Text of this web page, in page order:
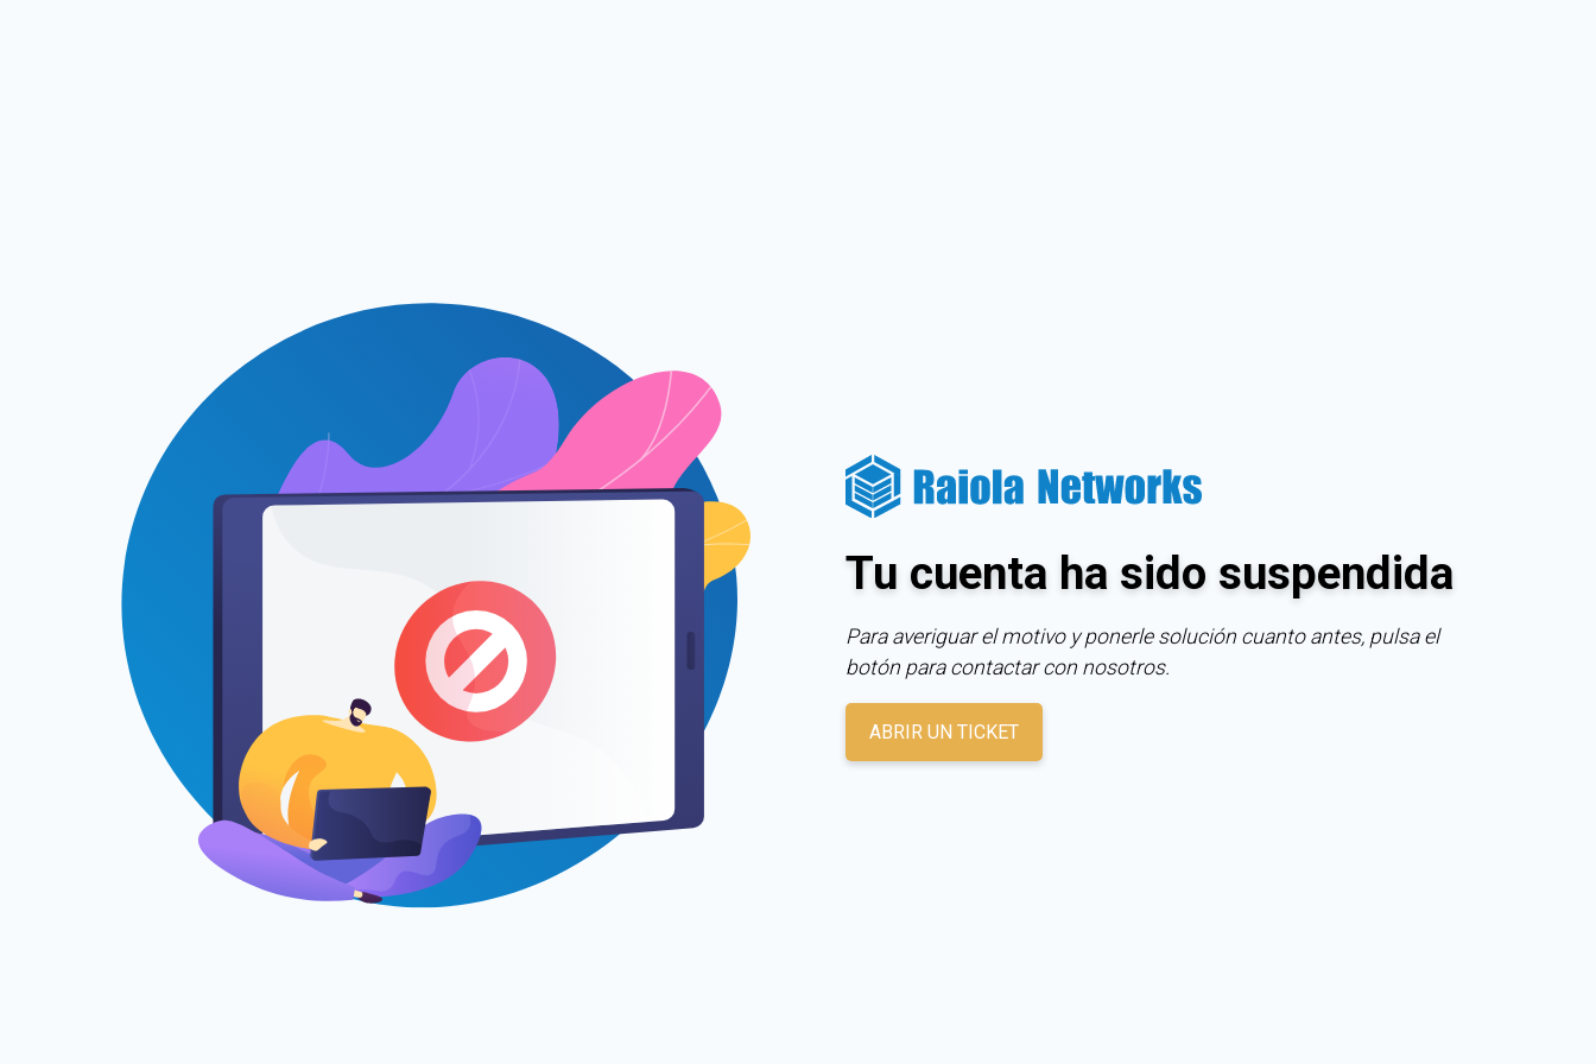
Tu cuenta ha sido suspendida
Para averiguar el motivo y ponerle solución cuanto antes, pulsa el
botón para contactar con nosotros.
ABRIR UN TICKET